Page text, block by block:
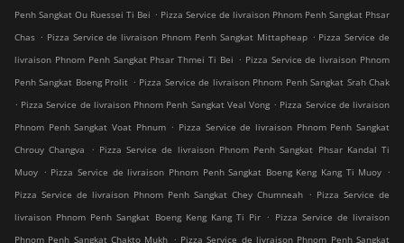
Penh Sangkat Ou Ruessei Ti Bei . Pizza Service de livraison Phnom Penh Sangkat Phsar
Chas . Pizza Service de livraison Phnom Penh Sangkat Mittapheap . Pizza Service de
livraison Phnom Penh Sangkat Phsar Thmei Ti Bei . Pizza Service de livraison Phnom
Penh Sangkat Boeng Prolit . Pizza Service de livraison Phnom Penh Sangkat Srah Chak
. Pizza Service de livraison Phnom Penh Sangkat Veal Vong . Pizza Service de livraison
Phnom Penh Sangkat Voat Phnum . Pizza Service de livraison Phnom Penh Sangkat
Chrouy Changva
. Pizza Service de livraison Phnom Penh Sangkat Phsar Kandal Ti
Muoy . Pizza Service de livraison Phnom Penh Sangkat Boeng Keng Kang Ti Muoy .
Pizza Service de livraison Phnom Penh Sangkat Chey Chumneah . Pizza Service de
livraison Phnom Penh Sangkat Boeng Keng Kang Ti Pir . Pizza Service de livraison
Phnom Penh Sangkat Chakto Mukh . Pizza Service de livraison Phnom Penh Sangkat